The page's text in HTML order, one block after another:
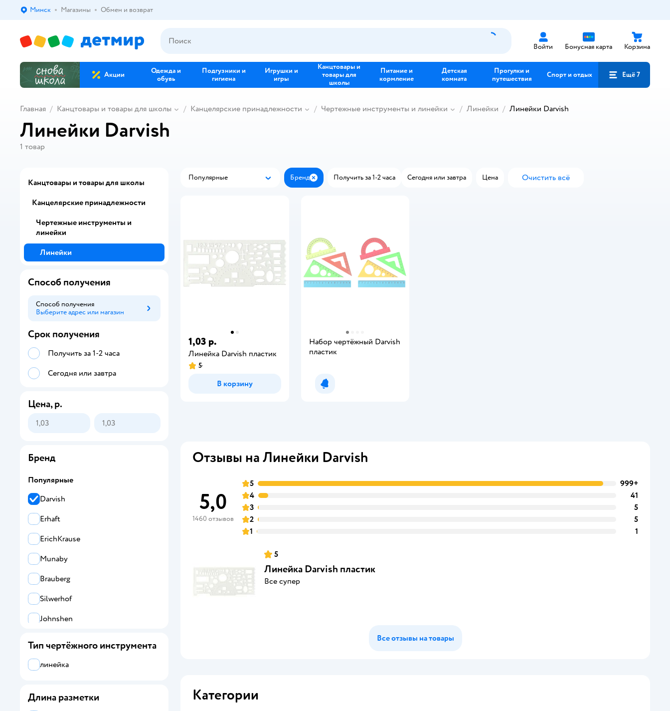
Выбор адреса доставки.
Минск Магазины Обмен и возврат
Войти Бонусная карта Корзина
Акции
Одежда и
обувь
Подгузники и
гигиена
Игрушки и
игры
Канцтовары и
товары для
школы
Питание и
кормление
Детская
комната
Прогулки и
путешествия
Спорт и отдых Ещё 7
Главная Канцтовары и товары для школы Канцелярские принадлежности Чертежные инструменты и линейки Линейки Линейки Darvish
Линейки Darvish
1 товар
Популярные
Популярные Бренд ЗакрытьПолучить за 1-2 часа Сегодня или завтра Цена Очистить всё
1,03 р.
Линейка Darvish пластик
5
В корзину
Набор чертёжный Darvish
пластик
Уведомить о появлении
Отзывы на Линейки Darvish
5,0
1460 отзывов
5
999+
4
41
3
5
2
5
1
1
5
Линейка Darvish пластик
Все супер
Все отзывы на товары
Категории
Канцтовары и товары для школы
Канцелярские принадлежности
Чертежные инструменты и
линейки
Линейки
Способ получения
Способ получения
Выберите адрес или магазин
Способ получения
Срок получения
Получить за 1-2 часа
Сегодня или завтра
Цена, р.
Бренд
Популярные
Darvish
Erhaft
ErichKrause
Munaby
Brauberg
Silwerhof
Johnshen
Все
Darvish
Erhaft
Тип чертёжного инструмента
линейка
Длина разметки